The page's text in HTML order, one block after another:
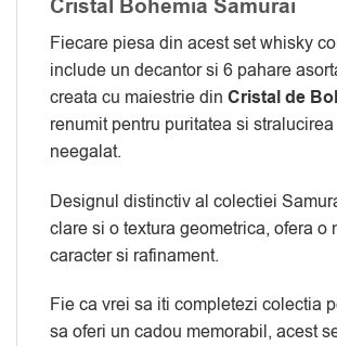
Cristal Bohemia Samurai
Fiecare piesa din acest set whisky
include un decantor si 6 pahare
creata cu maiestrie din Cristal de
renumit pentru puritatea si
neegalat.
Designul distinctiv al colectiei
clare si o textura geometrica, ofera o
caracter si rafinament.
Fie ca vrei sa iti completezi colectia
sa oferi un cadou memorabil, acest